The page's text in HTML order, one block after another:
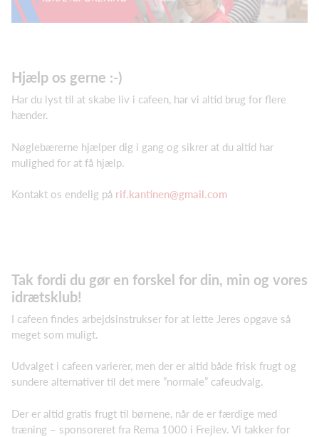
Hjælp os gerne :-)
Har du lyst til at skabe liv i cafeen, har vi altid brug for flere
hænder.
Nøglebærerne hjælper dig i gang og sikrer at du altid har
mulighed for at få hjælp.
Kontakt os endelig på rif.kantinen@gmail.com
Tak fordi du gør en forskel for din, min og vores
idrætsklub!
I cafeen findes arbejdsinstrukser for at lette Jeres opgave så
meget som muligt.
Udvalget i cafeen varierer, men der er altid både frisk frugt og
sundere alternativer til det mere ”normale” cafeudvalg.
Der er altid gratis frugt til børnene, når de er færdige med
træning – sponsoreret fra Rema 1000 i Frejlev. Vi takker for